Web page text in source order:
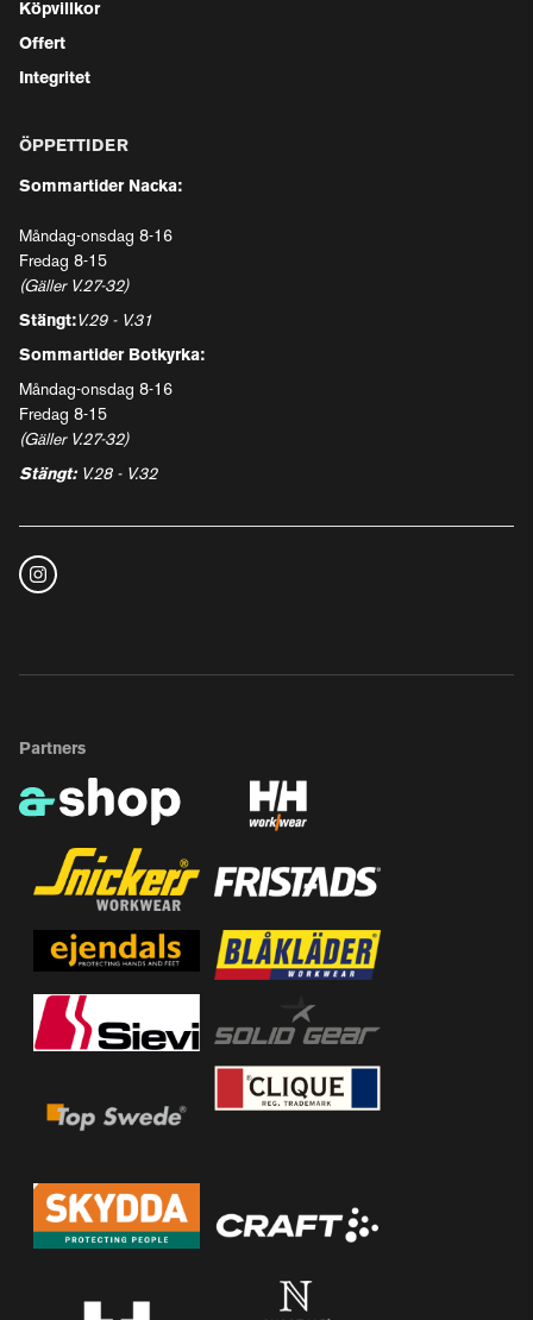
Köpvillkor
Offert
Integritet
ÖPPETTIDER
Sommartider Nacka:
Måndag-onsdag 8-16
Fredag 8-15
(Gäller V.27-32)
Stängt:V.29 - V.31
Sommartider Botkyrka:
Måndag-onsdag 8-16
Fredag 8-15
(Gäller V.27-32)
Stängt: V.28 - V.32
Partners